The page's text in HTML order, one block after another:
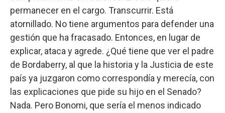
permanecer en el cargo. Transcurrir. Está
atornillado. No tiene argumentos para defender una
gestión que ha fracasado. Entonces, en lugar de
explicar, ataca y agrede. ¿Qué tiene que ver el padre
de Bordaberry, al que la historia y la Justicia de este
país ya juzgaron como correspondía y merecía, con
las explicaciones que pide su hijo en el Senado?
Nada. Pero Bonomi, que sería el menos indicado